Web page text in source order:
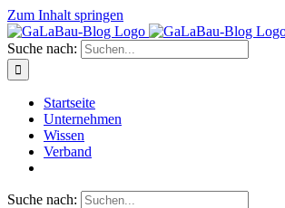
Zum Inhalt springen
Suche nach:
Startseite
Unternehmen
Wissen
Verband
Suche nach: